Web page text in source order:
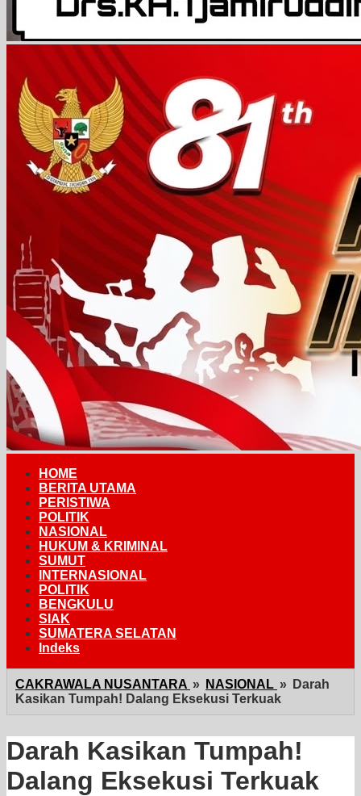
HOME
BERITA UTAMA
PERISTIWA
POLITIK
NASIONAL
HUKUM & KRIMINAL
SUMUT
INTERNASIONAL
POLITIK
BENGKULU
SIAK
SUMATERA SELATAN
Indeks
CAKRAWALA NUSANTARA » NASIONAL » Darah
Kasikan Tumpah! Dalang Eksekusi Terkuak
Darah Kasikan Tumpah!
Dalang Eksekusi Terkuak